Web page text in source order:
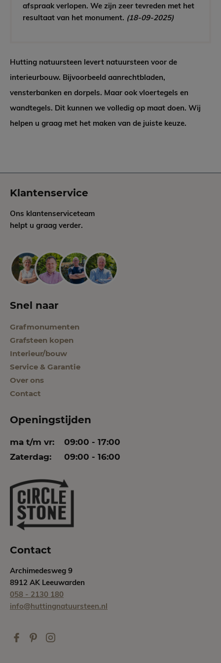
afspraak verlopen. We zijn zeer tevreden met het
resultaat van het monument. (18-09-2025)
Hutting natuursteen levert natuursteen voor de
interieurbouw. Bijvoorbeeld aanrechtbladen,
vensterbanken en dorpels. Maar ook vloertegels en
wandtegels. Dit kunnen we volledig op maat doen. Wij
helpen u graag met het maken van de juiste keuze.
Klantenservice
Ons klantenserviceteam
helpt u graag verder.
Snel naar
Grafmonumenten
Grafsteen kopen
Interieur/bouw
Service & Garantie
Over ons
Contact
Openingstijden
ma t/m vr:
09:00 - 17:00
Zaterdag:
09:00 - 16:00
Contact
Archimedesweg 9
8912 AK Leeuwarden
058 - 2130 180
info@huttingnatuursteen.nl